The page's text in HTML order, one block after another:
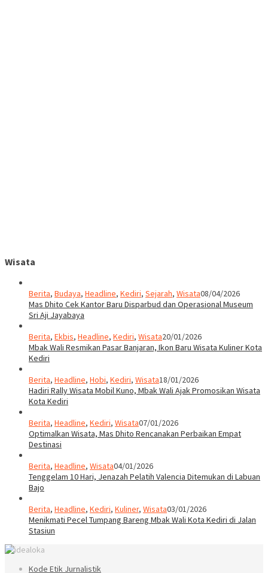
Wisata
Berita, Budaya, Headline, Kediri, Sejarah, Wisata08/04/2026
Mas Dhito Cek Kantor Baru Disparbud dan Operasional Museum
Sri Aji Jayabaya
Berita, Ekbis, Headline, Kediri, Wisata20/01/2026
Mbak Wali Resmikan Pasar Banjaran, Ikon Baru Wisata Kuliner Kota
Kediri
Berita, Headline, Hobi, Kediri, Wisata18/01/2026
Hadiri Rally Wisata Mobil Kuno, Mbak Wali Ajak Promosikan Wisata
Kota Kediri
Berita, Headline, Kediri, Wisata07/01/2026
Optimalkan Wisata, Mas Dhito Rencanakan Perbaikan Empat
Destinasi
Berita, Headline, Wisata04/01/2026
Tenggelam 10 Hari, Jenazah Pelatih Valencia Ditemukan di Labuan
Bajo
Berita, Headline, Kediri, Kuliner, Wisata03/01/2026
Menikmati Pecel Tumpang Bareng Mbak Wali Kota Kediri di Jalan
Stasiun
Kode Etik Jurnalistik